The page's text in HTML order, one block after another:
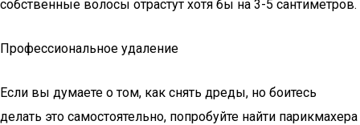
собственные волосы отрастут хотя бы на 3-5 сантиметров.
Профессиональное удаление
Если вы думаете о том, как снять дреды, но боитесь
делать это самостоятельно, попробуйте найти парикмахера